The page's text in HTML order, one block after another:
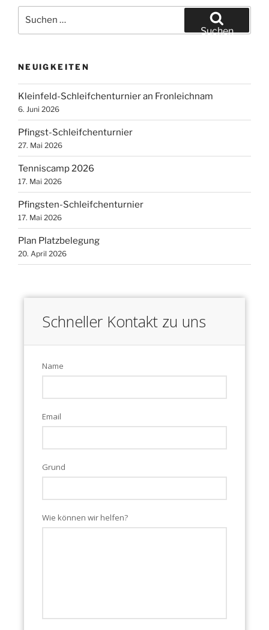
nach:
Suchen
NEUIGKEITEN
Kleinfeld-Schleifchenturnier an Fronleichnam
6. Juni 2026
Pfingst-Schleifchenturnier
27. Mai 2026
Tenniscamp 2026
17. Mai 2026
Pfingsten-Schleifchenturnier
17. Mai 2026
Plan Platzbelegung
20. April 2026
Schneller Kontakt zu uns
Name
Email
Grund
Wie können wir helfen?